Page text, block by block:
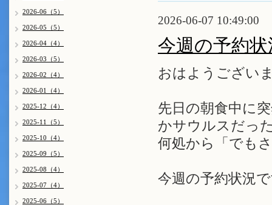
2026-06-07 10:49:00
今週の予約
おはようござい
先日の朝食中に
かサウルスだっ
何処から「でも
今週の予約状況
2026-06（5）
2026-05（5）
2026-04（4）
2026-03（5）
2026-02（4）
2026-01（4）
2025-12（4）
2025-11（5）
2025-10（4）
2025-09（5）
2025-08（4）
2025-07（4）
2025-06（5）